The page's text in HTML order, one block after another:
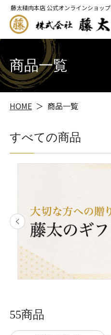
藤太精肉本店 公式オンラインショップ
商品一覧
HOME 商品一覧
すべての商品
55商品